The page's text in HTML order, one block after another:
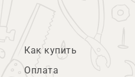
Как купить
Оплата